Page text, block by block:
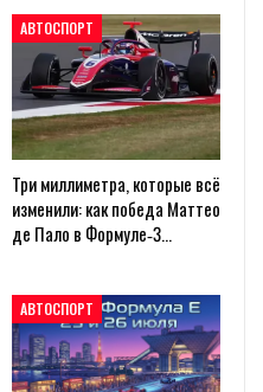
АВТОСПОРТ
Три миллиметра, которые всё
изменили: как победа Маттео
де Пало в Формуле‑3…
АВТОСПОРТ